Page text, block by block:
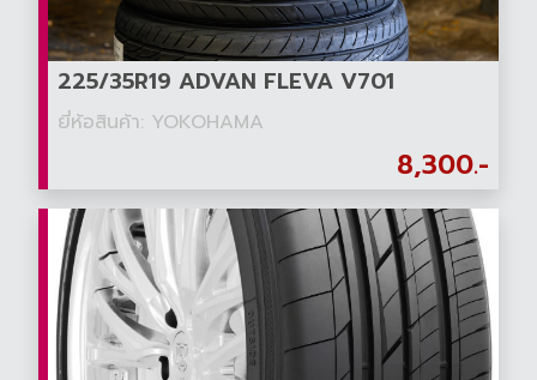
225/35R19 ADVAN FLEVA V701
ยี่ห้อสินค้า: YOKOHAMA
8,300.-